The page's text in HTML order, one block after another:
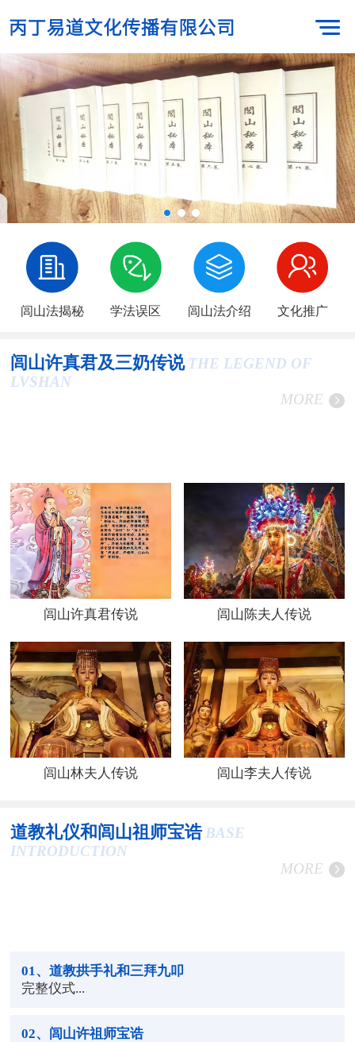
闾山法揭秘 学法误区 闾山法介绍 文化推广
闾山许真君及三奶传说 THE LEGEND OF
LVSHAN
MORE
闾山许真君传说 闾山陈夫人传说
闾山林夫人传说 闾山李夫人传说
道教礼仪和闾山祖师宝诰 BASE
INTRODUCTION
MORE
01 、道教拱手礼和三拜九叩
完整仪式...
02、闾山许祖师宝诰